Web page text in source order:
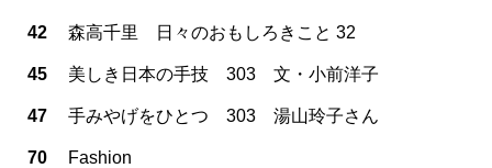
42 森高千里 日々のおもしろきこと 32
45 美しき日本の手技 303 文・小前洋子
47 手みやげをひとつ 303 湯山玲子さん
70 Fashion